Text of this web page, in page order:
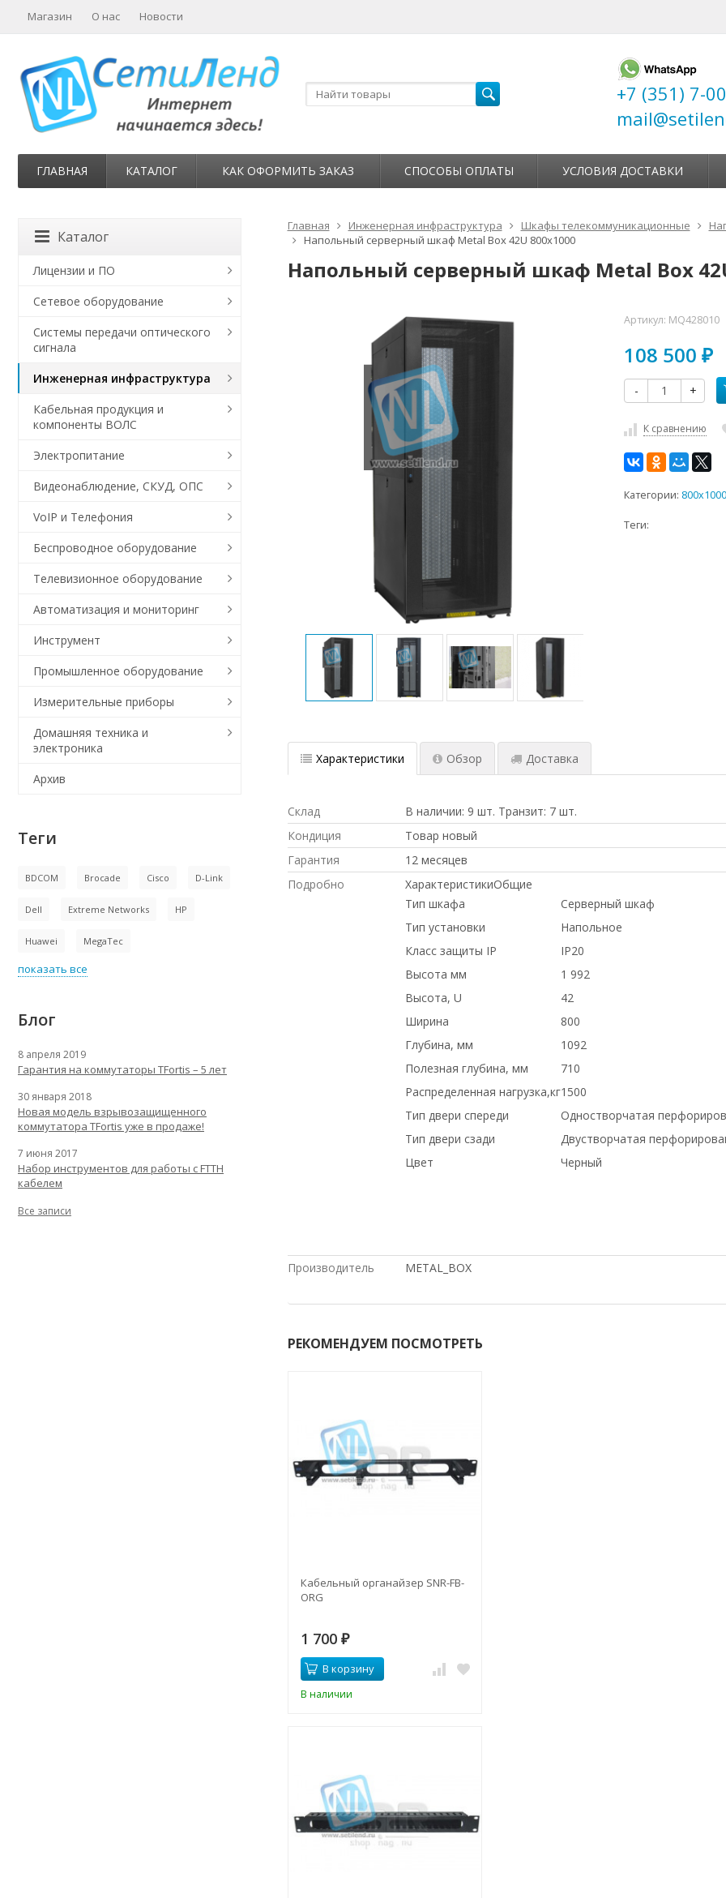
Магазин О нас Новости
+7 (351) 7-
ГЛАВНАЯ КАТАЛОГ КАК ОФОРМИТЬ ЗАКАЗ СПОСОБЫ ОПЛАТЫ УСЛОВИЯ ДОСТАВКИ
Главная Инженерная инфраструктура Шкафы телекоммуникационные
Напольный серверный шкаф Metal Box 42U 800х1000
Напольный серверный шкаф Metal Box
Артикул: MQ428010
108 500₽
- +
К сравнению
Категории: 800x1000
Теги:
Характеристики Обзор Доставка
Склад
В наличии: 9 шт. Транзит: 7 шт.
Кондиция
Товар новый
Гарантия
12 месяцев
Подробно
ХарактеристикиОбщие
Тип шкафа
Серверный шкаф
Тип установки
Напольное
Класс защиты IP
IP20
Высота мм
1 992
Высота, U
42
Ширина
800
Глубина, мм
1092
Полезная глубина, мм
710
Распределенная нагрузка,кг1500
Тип двери спереди
Одностворчатая
Тип двери сзади
Двустворчатая
Цвет
Черный
Производитель
METAL_BOX
РЕКОМЕНДУЕМ ПОСМОТРЕТЬ
Кабельный органайзер SNR-FB-
ORG
1 700 ₽
В корзину
В наличии
Каталог
Лицензии и ПО
Сетевое оборудование
Системы передачи оптического
сигнала
Инженерная инфраструктура
Кабельная продукция и
компоненты ВОЛС
Электропитание
Видеонаблюдение, СКУД, ОПС
VoIP и Телефония
Беспроводное оборудование
Телевизионное оборудование
Автоматизация и мониторинг
Инструмент
Промышленное оборудование
Измерительные приборы
Домашняя техника и
электроника
Архив
Теги
BDCOM Brocade Cisco D-Link
Dell Extreme Networks HP
Huawei MegaTec
показать все
Блог
8 апреля 2019
Гарантия на коммутаторы TFortis – 5 лет
30 января 2018
Новая модель взрывозащищенного
коммутатора TFortis уже в продаже!
7 июня 2017
Набор инструментов для работы с FTTH
кабелем
Все записи